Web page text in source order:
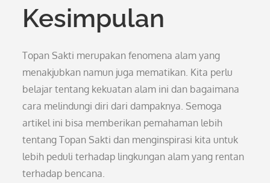
Kesimpulan
Topan Sakti merupakan fenomena alam yang
menakjubkan namun juga mematikan. Kita perlu
belajar tentang kekuatan alam ini dan bagaimana
cara melindungi diri dari dampaknya. Semoga
artikel ini bisa memberikan pemahaman lebih
tentang Topan Sakti dan menginspirasi kita untuk
lebih peduli terhadap lingkungan alam yang rentan
terhadap bencana.